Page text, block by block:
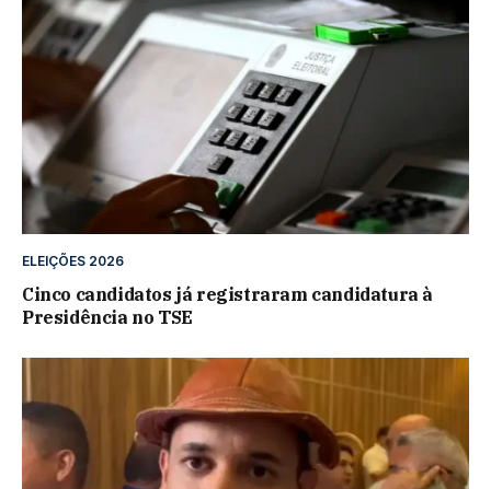
ELEIÇÕES 2026
Cinco candidatos já registraram candidatura à
Presidência no TSE